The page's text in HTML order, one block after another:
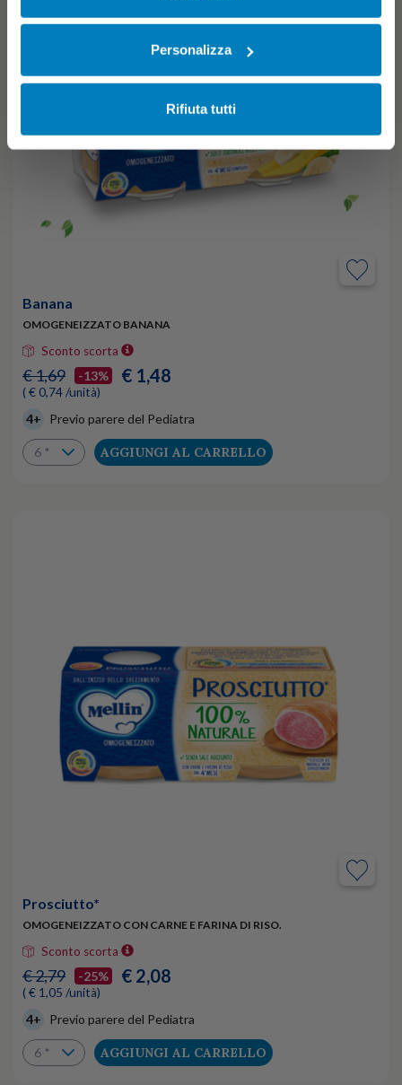
nella
Personalizza
Rifiuta tutti
Banana
OMOGENEIZZATO BANANA
Sconto scorta
€ 1,69 -13% € 1,48
( € 0,74 /unità)
4+ Previo parere del Pediatra
AGGIUNGI AL CARRELLO
Prosciutto*
OMOGENEIZZATO CON CARNE E FARINA DI RISO.
Sconto scorta
€ 2,79 -25% € 2,08
( € 1,05 /unità)
4+ Previo parere del Pediatra
AGGIUNGI AL CARRELLO